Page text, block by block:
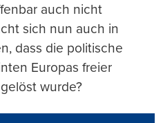
auch nicht
sich nun auch in
dass die politische
Europas freier
wurde?